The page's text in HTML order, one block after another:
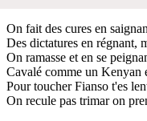
On fait des cures en
Des dictatures en régnant,
On ramasse et en se
Cavalé comme un Kenyan
Pour toucher Fianso t'es
On recule pas trimar on